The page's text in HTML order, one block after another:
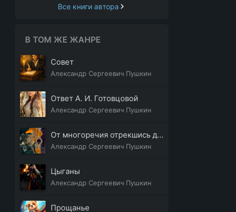
Все книги автора
В ТОМ ЖЕ ЖАНРЕ
Совет
Александр Сергеевич Пушкин
Ответ А. И. Готовцовой
Александр Сергеевич Пушкин
От многоречия отрекшись добровольно
Александр Сергеевич Пушкин
Цыганы
Александр Сергеевич Пушкин
Прощанье